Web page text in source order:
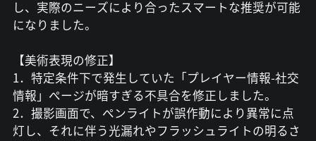
し、実際のニーズにより合ったスマートな推奨が可能
になりました。
【美術表現の修正】
1．特定条件下で発生していた「プレイヤー情報-社交
情報」ページが暗すぎる不具合を修正しました。
2．撮影画面で、ペンライトが誤作動により異常に点
灯し、それに伴う光漏れやフラッシュライトの明るさ